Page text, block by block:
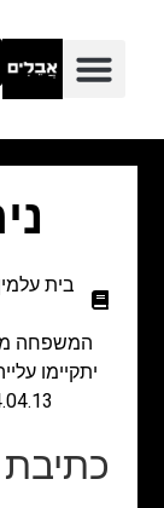
בית
המשפחה
יתקיימו
24.04.13, בשעה 16.30,